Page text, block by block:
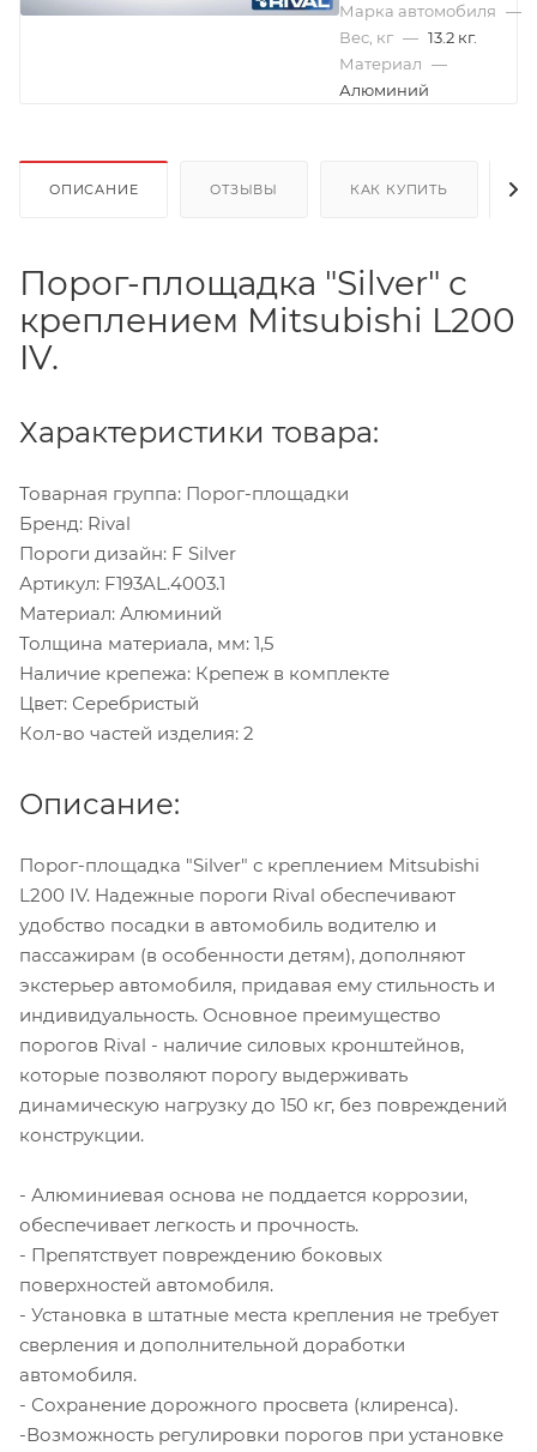
Марка автомобиля —
Вес, кг — 13.2 кг.
Материал —
Алюминий
ОПИСАНИЕ ОТЗЫВЫ КАК КУПИТЬ
Порог-площадка "Silver" с
креплением Mitsubishi L200
IV.
Характеристики товара:
Товарная группа: Порог-площадки
Бренд: Rival
Пороги дизайн: F Silver
Артикул: F193AL.4003.1
Материал: Алюминий
Толщина материала, мм: 1,5
Наличие крепежа: Крепеж в комплекте
Цвет: Серебристый
Кол-во частей изделия: 2
Описание:
Порог-площадка "Silver" с креплением Mitsubishi
L200 IV. Надежные пороги Rival обеспечивают
удобство посадки в автомобиль водителю и
пассажирам (в особенности детям), дополняют
экстерьер автомобиля, придавая ему стильность и
индивидуальность. Основное преимущество
порогов Rival - наличие силовых кронштейнов,
которые позволяют порогу выдерживать
динамическую нагрузку до 150 кг, без повреждений
конструкции.
- Алюминиевая основа не поддается коррозии,
обеспечивает легкость и прочность.
- Препятствует повреждению боковых
поверхностей автомобиля.
- Установка в штатные места крепления не требует
сверления и дополнительной доработки
автомобиля.
- Сохранение дорожного просвета (клиренса).
-Возможность регулировки порогов при установке